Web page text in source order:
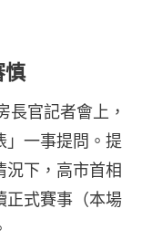
慎
長官記者會上，
」一事提問。提
況下，高市首相
正式賽事（本場